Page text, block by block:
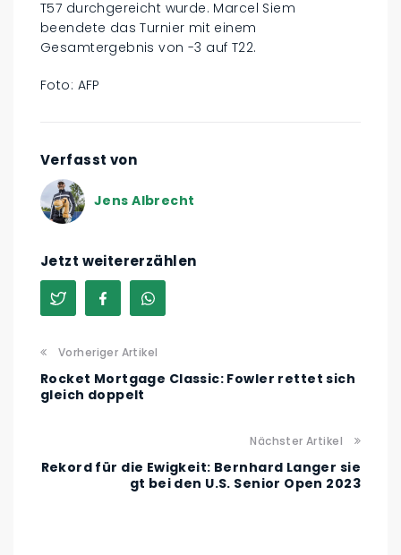
T57 durchgereicht wurde. Marcel Siem
beendete das Turnier mit einem
Gesamtergebnis von -3 auf T22.
Foto: AFP
Verfasst von
Jens Albrecht
Jetzt weitererzählen
Vorheriger Artikel
Rocket Mortgage Classic: Fowler rettet sich
gleich doppelt
Nächster Artikel
Rekord für die Ewigkeit: Bernhard Langer sie
gt bei den U.S. Senior Open 2023